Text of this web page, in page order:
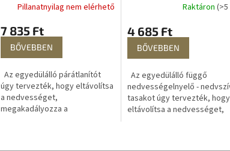
Pillanatnyilag nem elérhető
7 835 Ft
BŐVEBBEN
Az egyedülálló párátlanítót
úgy tervezték, hogy eltávolítsa
a nedvességet,
megakadályozza a
nedvességelszívó
Raktáron
4 685 Ft
BŐVEBBEN
Az egyedülálló függő
nedvességelnyelő -
tasakot úgy tervezték, hogy
eltávolítsa a nedvességet,